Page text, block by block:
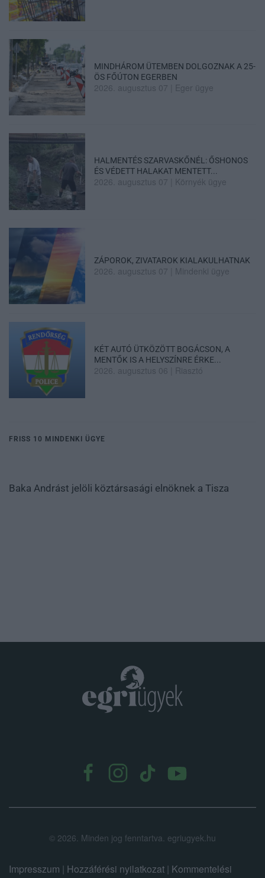
MINDHÁROM ÜTEMBEN DOLGOZNAK A 25-
ÖS FŐÚTON EGERBEN
2026. augusztus 07 Eger ügye
HALMENTÉS SZARVASKŐNÉL: ŐSHONOS
ÉS VÉDETT HALAKAT MENTETT...
2026. augusztus 07 Környék ügye
ZÁPOROK, ZIVATAROK KIALAKULHATNAK
2026. augusztus 07 Mindenki ügye
KÉT AUTÓ ÜTKÖZÖTT BOGÁCSON, A
MENTŐK IS A HELYSZÍNRE ÉRKE...
2026. augusztus 06 Riasztó
FRISS 10 MINDENKI ÜGYE
Baka Andrást jelöli köztársasági elnöknek a Tisza
© 2026. Minden jog fenntartva. egriugyek.hu
Impresszum | Hozzáférési nyilatkozat | Kommentelési